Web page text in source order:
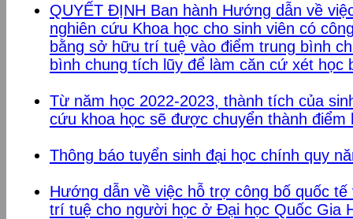
QUYẾT ĐỊNH Ban hành Hướng dẫn về
nghiên cứu Khoa học cho sinh viên có
bằng sở hữu trí tuệ vào điểm trung bình
bình chung tích lũy để làm căn cứ xét học
Từ năm học 2022-2023, thành tích của
cứu khoa học sẽ được chuyển thành
Thông báo tuyển sinh đại học chính quy
Hướng dẫn về việc hỗ trợ công bố quốc
trí tuệ cho người học ở Đại học Quốc Gia